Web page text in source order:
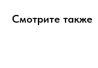
Смотрите также